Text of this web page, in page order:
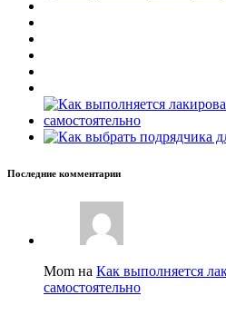
Последние комментарии
Mom на Как выполняется
самостоятельно